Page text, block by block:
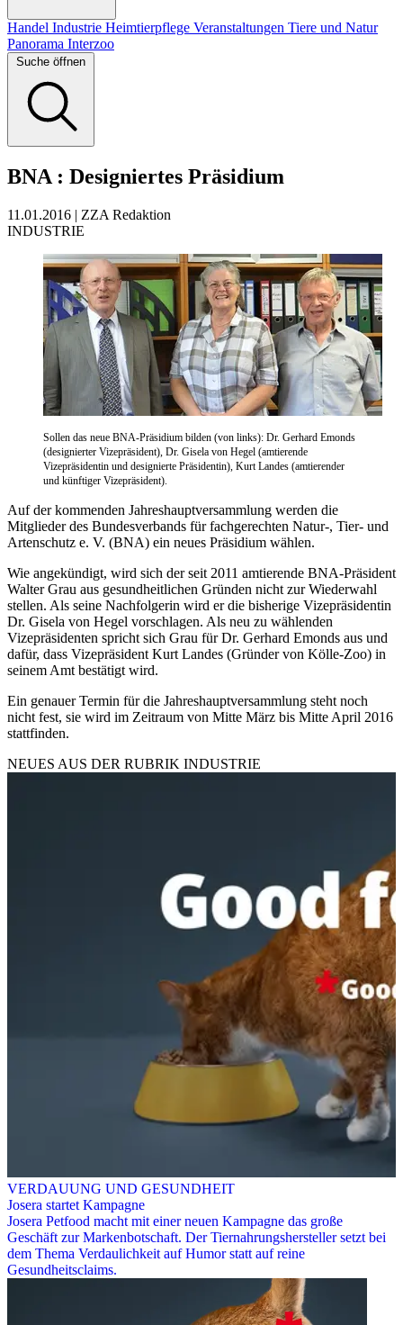
Handel Industrie Heimtierpflege Veranstaltungen Tiere und Natur
Panorama Interzoo
Suche öffnen
BNA : Designiertes Präsidium
11.01.2016 | ZZA Redaktion
INDUSTRIE
Sollen das neue BNA-Präsidium bilden (von links): Dr. Gerhard Emonds
(designierter Vizepräsident), Dr. Gisela von Hegel (amtierende
Vizepräsidentin und designierte Präsidentin), Kurt Landes (amtierender
und künftiger Vizepräsident).
Auf der kommenden Jahreshauptversammlung werden die
Mitglieder des Bundesverbands für fachgerechten Natur-, Tier- und
Artenschutz e. V. (BNA) ein neues Präsidium wählen.
Wie angekündigt, wird sich der seit 2011 amtierende BNA-Präsident
Walter Grau aus gesundheitlichen Gründen nicht zur Wiederwahl
stellen. Als seine Nachfolgerin wird er die bisherige Vizepräsidentin
Dr. Gisela von Hegel vorschlagen. Als neu zu wählenden
Vizepräsidenten spricht sich Grau für Dr. Gerhard Emonds aus und
dafür, dass Vizepräsident Kurt Landes (Gründer von Kölle-Zoo) in
seinem Amt bestätigt wird.
Ein genauer Termin für die Jahreshauptversammlung steht noch
nicht fest, sie wird im Zeitraum von Mitte März bis Mitte April 2016
stattfinden.
NEUES AUS DER RUBRIK INDUSTRIE
VERDAUUNG UND GESUNDHEIT
Josera startet Kampagne
Josera Petfood macht mit einer neuen Kampagne das große
Geschäft zur Markenbotschaft. Der Tiernahrungshersteller setzt bei
dem Thema Verdaulichkeit auf Humor statt auf reine
Gesundheitsclaims.